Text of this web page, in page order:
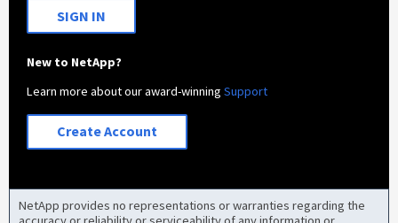
SIGN IN
New to NetApp?
Learn more about our award-winningSupport
Create Account
NetApp provides no representations or warranties regarding the